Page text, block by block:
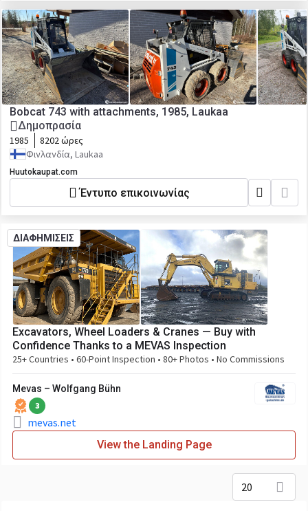
Bobcat 743 with attachments, 1985, Laukaa
Δημοπρασία
1985
8202 ώρες
Φινλανδία, Laukaa
Huutokaupat.com
Έντυπο επικοινωνίας
ΔΙΑΦΗΜΙΣΕΙΣ
Excavators, Wheel Loaders & Cranes — Buy with
Confidence Thanks to a MEVAS Inspection
25+ Countries • 60-Point Inspection • 80+ Photos • No Commissions
Mevas – Wolfgang Bühn
3
mevas.net
View the Landing Page
20